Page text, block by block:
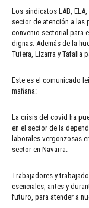
Los sindicatos LAB,
sector de atención a las
convenio sectorial para
dignas. Además de la
Tutera, Lizarra y Tafalla
Este es el comunicado
mañana:
La crisis del covid ha
en el sector de la
laborales vergonzosas
sector en Navarra.
Trabajadores y
esenciales, antes y
futuro, para atender a